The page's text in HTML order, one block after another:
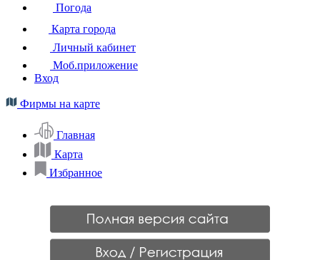
Погода
Карта города
Личный кабинет
Моб.приложение
Вход
Фирмы на карте
Главная
Карта
Избранное